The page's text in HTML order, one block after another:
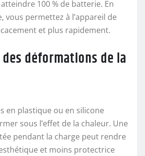
100 % de batterie. En
vous permettez à l’appareil de
et plus rapidement.
déformations de la
en plastique ou en silicone
sous l’effet de la chaleur. Une
pendant la charge peut rendre
et moins protectrice